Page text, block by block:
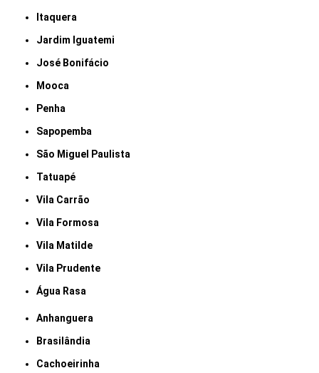
Itaquera
Jardim Iguatemi
José Bonifácio
Mooca
Penha
Sapopemba
São Miguel Paulista
Tatuapé
Vila Carrão
Vila Formosa
Vila Matilde
Vila Prudente
Água Rasa
Anhanguera
Brasilândia
Cachoeirinha